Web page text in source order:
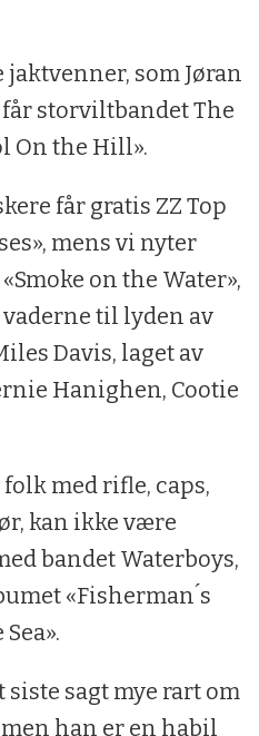
som Jøran
får storviltbandet The
On the Hill».
får gratis ZZ Top
mens vi nyter
on the Water»,
til lyden av
Davis, laget av
Hanighen, Cootie
med rifle, caps,
kan ikke være
bandet Waterboys,
«Fisherman ́s
siste sagt mye rart om
han er en habil